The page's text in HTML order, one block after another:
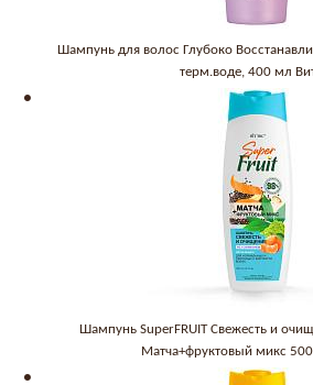
Шампунь для волос Глубоко
терм.воде, 400 мл
Шампунь SuperFRUIT Свежесть и
Матча+фруктовый микс